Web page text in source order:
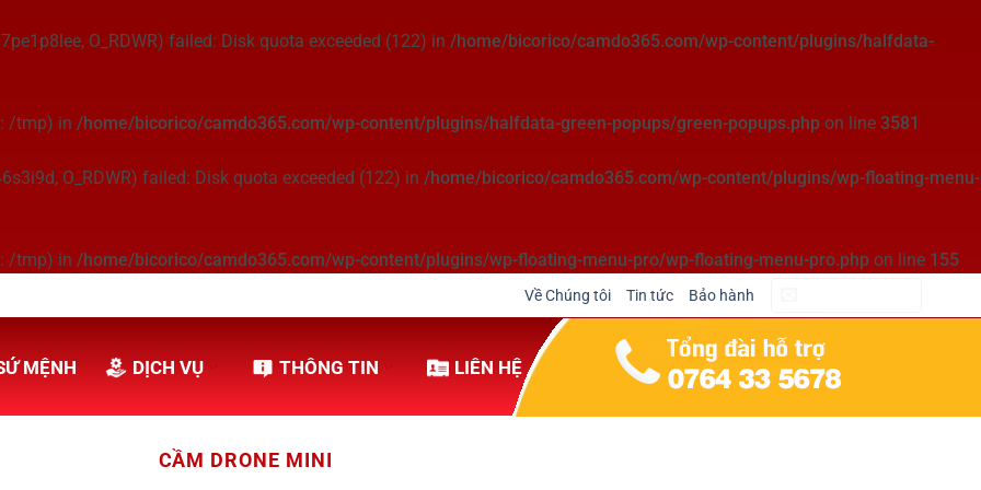
O_RDWR) failed: Disk quota exceeded (122) in /home/bicorico/camdo365.com/wp-content/plugins/halfdata-
/tmp) in /home/bicorico/camdo365.com/wp-content/plugins/halfdata-green-popups/green-popups.php on line 3581
O_RDWR) failed: Disk quota exceeded (122) in /home/bicorico/camdo365.com/wp-content/plugins/wp-floating-menu-
/tmp) in /home/bicorico/camdo365.com/wp-content/plugins/wp-floating-menu-pro/wp-floating-menu-pro.php on line 155
Về Chúng tôi Tin tức Bảo hành
MỆNH DỊCH VỤ THÔNG TIN LIÊN HỆ
CẦM DRONE MINI